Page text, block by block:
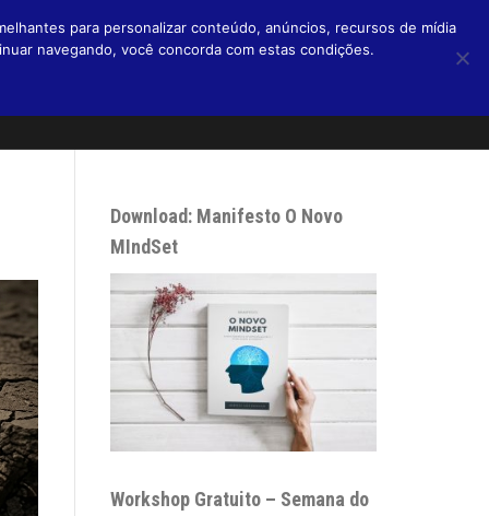
Download: Manifesto O Novo
MIndSet
Workshop Gratuito – Semana do
para personalizar conteúdo, anúncios, recursos de mídia
navegando, você concorda com estas condições.